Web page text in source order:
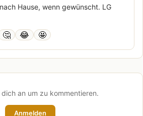
Hause, wenn gewünscht. LG
🤔 😂 🤩
an um zu kommentieren.
Anmelden